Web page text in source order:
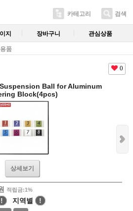
카테고리 검색
지 장바구니 관심상품
품
0
Ball for Aluminum
Block(4pcs)
상세보기
적립금:1%
! 지역별
!